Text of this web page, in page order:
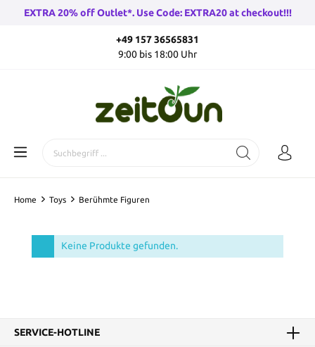
EXTRA 20% off Outlet*. Use Code: EXTRA20 at checkout!!!
+49 157 36565831
9:00 bis 18:00 Uhr
Home Toys Berühmte Figuren
Keine Produkte gefunden.
SERVICE-HOTLINE